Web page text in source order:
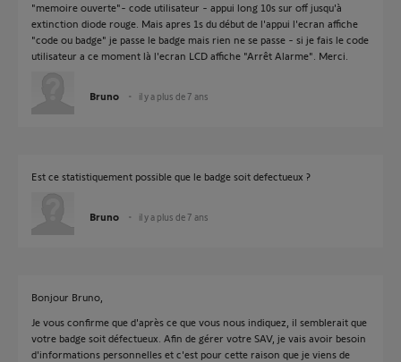
"memoire ouverte"- code utilisateur - appui long 10s sur off jusqu'à
extinction diode rouge. Mais apres 1s du début de l'appui l'ecran affiche
"code ou badge" je passe le badge mais rien ne se passe - si je fais le code
utilisateur a ce moment là l'ecran LCD affiche "Arrêt Alarme". Merci.
Bruno il y a plus de 7 ans
Est ce statistiquement possible que le badge soit defectueux ?
Bruno il y a plus de 7 ans
Bonjour Bruno,
Je vous confirme que d'après ce que vous nous indiquez, il semblerait que
votre badge soit défectueux. Afin de gérer votre SAV, je vais avoir besoin
d'informations personnelles et c'est pour cette raison que je viens de